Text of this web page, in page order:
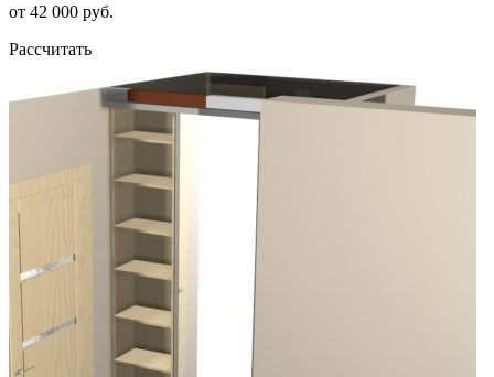
от 42 000 руб.
Рассчитать